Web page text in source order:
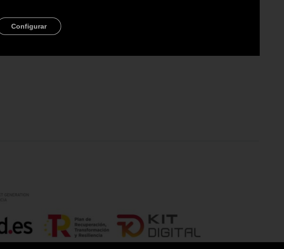
Configurar